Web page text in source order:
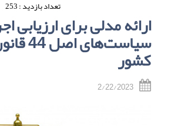
تعداد بازدید : 253
ارائه مدلی برای ارزیابی
کشور
2/22/2023